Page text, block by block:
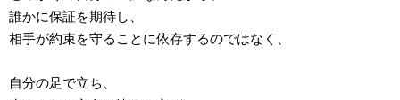
誰かに保証を期待し、
相手が約束を守ることに依存するのではなく、
自分の足で立ち、